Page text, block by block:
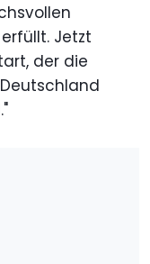
Jetzt
der die